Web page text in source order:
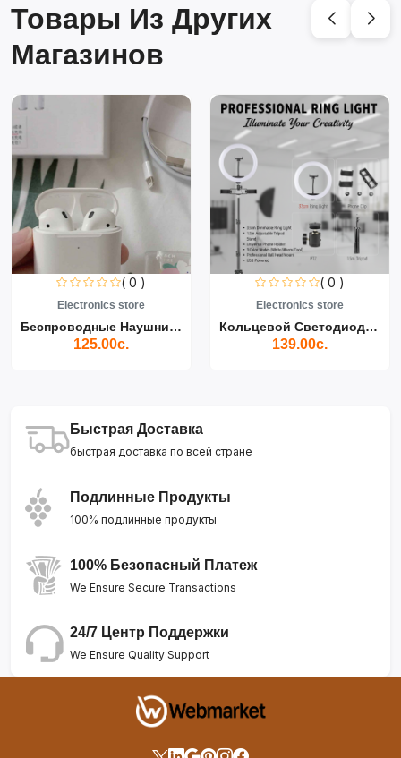
Товары Из Других
Магазинов
( 0 )
Electronics store
Беспроводные Наушники Air...
125.00с.
( 0 )
Electronics store
Кольцевой Светодиодный Св...
139.00с.
Быстрая Доставка
быстрая доставка по всей стране
Подлинные Продукты
100% подлинные продукты
100% Безопасный Платеж
We Ensure Secure Transactions
24/7 Центр Поддержки
We Ensure Quality Support